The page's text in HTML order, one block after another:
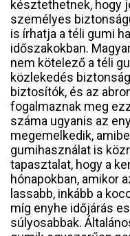
késztethetnek, hogy
személyes
is írhatja a téli gumi
időszakokban.
nem kötelező a téli
közlekedés
biztosítók, és az
fogalmaznak meg
száma ugyanis az
megemelkedik,
gumihasználat is
tapasztalat, hogy a
hónapokban, amikor
lassabb, inkább a
míg enyhe időjárás
súlyosabbak.